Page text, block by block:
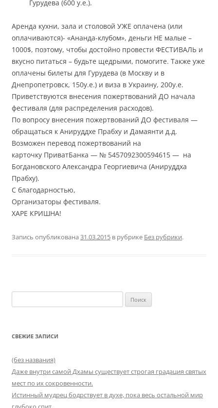
Гурудева (600 у.е.).
Аренда кухни, зала и столовой УЖЕ оплачена (или
оплачиваются)- «Ананда-клубом», деньги НЕ малые –
1000$, поэтому, чтобы достойно провести ФЕСТИВАЛЬ и
вкусно питаться – будьте щедрыми, помогите. Также уже
оплачены билеты для Гурудева (в Москву и в
Днепропетровск, 150у.е.) и виза в Украину, 200у.е.
Приветствуются внесения пожертвований ДО начала
фестиваля (для распределения расходов).
По вопросу внесения пожертвований ДО фестиваля —
обращаться к Анируддхе Прабху и Дамаянти д.д.
Возможен перевод пожертвований на
карточку ПриватБанка — № 5457092300594615 — на
Богдановского Александра Георгиевича (Анируддха
Прабху).
С благодарностью,
Организаторы фестиваля.
ХАРЕ КРИШНА!
Запись опубликована 31.03.2015 в рубрике Без рубрики.
СВЕЖИЕ ЗАПИСИ
(без названия)
Даже внутри самой Дхамы существует строгая градация святых
мест по их сокровенности.
Истинный мудрец бодрствует в духе, пока весь остальной мир